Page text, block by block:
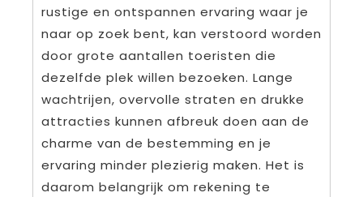
rustige en ontspannen ervaring waar je
naar op zoek bent, kan verstoord worden
door grote aantallen toeristen die
dezelfde plek willen bezoeken. Lange
wachtrijen, overvolle straten en drukke
attracties kunnen afbreuk doen aan de
charme van de bestemming en je
ervaring minder plezierig maken. Het is
daarom belangrijk om rekening te